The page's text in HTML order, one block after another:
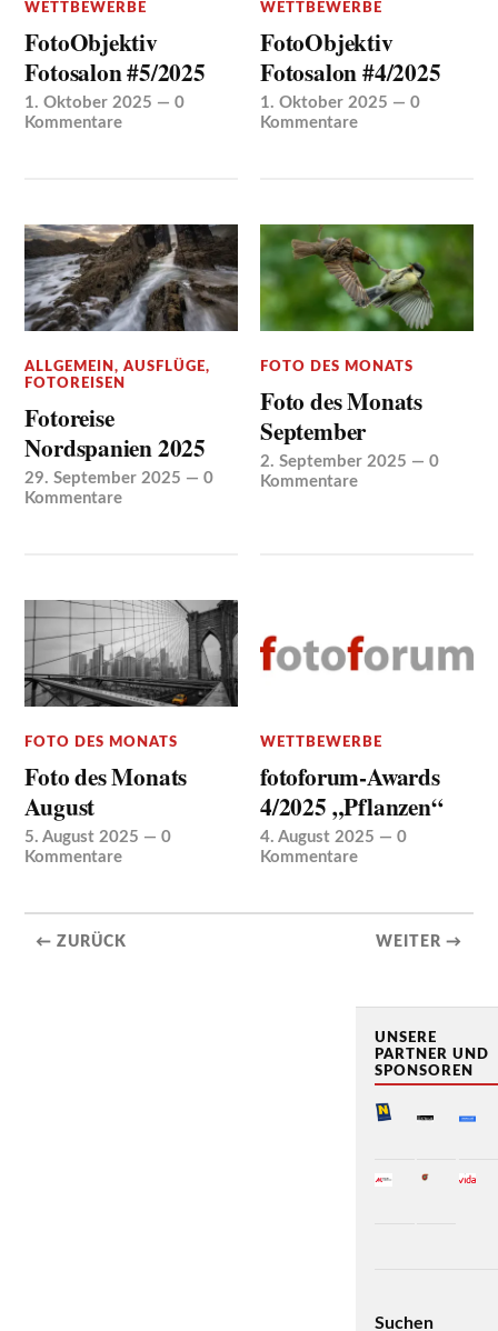
WETTBEWERBE
FotoObjektiv
Fotosalon #5/2025
1. Oktober 2025 —0
Kommentare
WETTBEWERBE
FotoObjektiv
Fotosalon #4/2025
1. Oktober 2025 —0
Kommentare
ALLGEMEIN,AUSFLÜGE,
FOTOREISEN
Fotoreise
Nordspanien 2025
29. September 2025 —0
Kommentare
FOTO DES MONATS
Foto des Monats
September
2. September 2025 —0
Kommentare
FOTO DES MONATS
Foto des Monats
August
5. August 2025 —0
Kommentare
WETTBEWERBE
fotoforum-Awards
4/2025 „Pflanzen“
4. August 2025 —0
Kommentare
← ZURÜCK WEITER →
UNSERE
PARTNER UND
SPONSOREN
Suchen